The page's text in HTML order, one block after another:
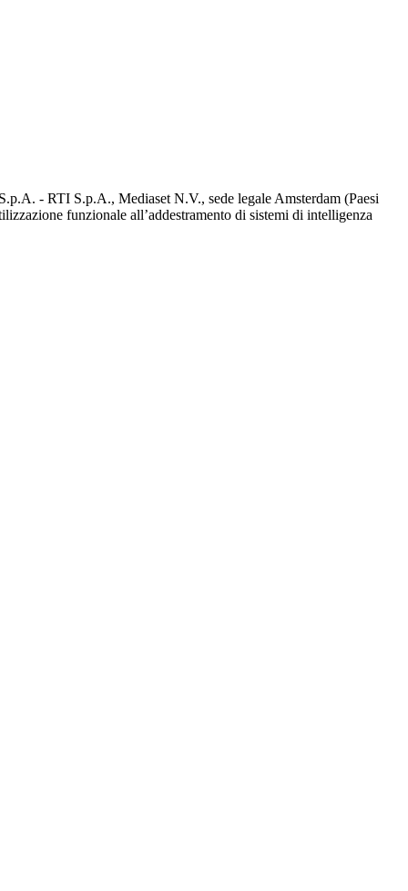
- RTI S.p.A., Mediaset N.V., sede legale Amsterdam (Paesi
funzionale all’addestramento di sistemi di intelligenza